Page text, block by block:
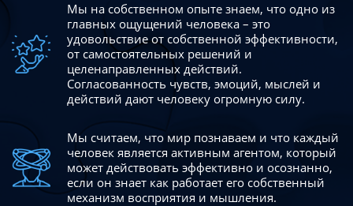
Мы на собственном опыте знаем, что одно из
главных ощущений человека – это
удовольствие от собственной эффективности,
от самостоятельных решений и
целенаправленных действий.
Согласованность чувств, эмоций, мыслей и
действий дают человеку огромную силу.
Мы считаем, что мир познаваем и что каждый
человек является активным агентом, который
может действовать эффективно и осознанно,
если он знает как работает его собственный
механизм восприятия и мышления.